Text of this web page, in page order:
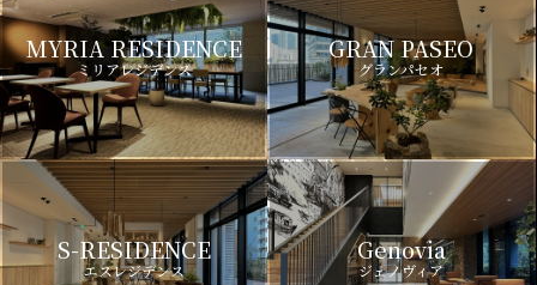
MYRIA RESIDENCE
ミリアレジデンス
GRAN PASEO
グランパセオ
S-RESIDENCE
エスレジデンス
Genovia
ジェノヴィア